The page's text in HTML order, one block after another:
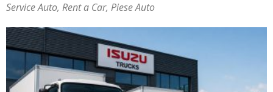
Service Auto, Rent a Car, Piese Auto